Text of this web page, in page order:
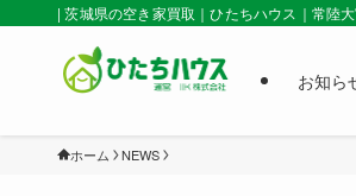
| 茨城県の空き家買取｜ひたちハウス｜常陸
お知ら
ホーム NEWS